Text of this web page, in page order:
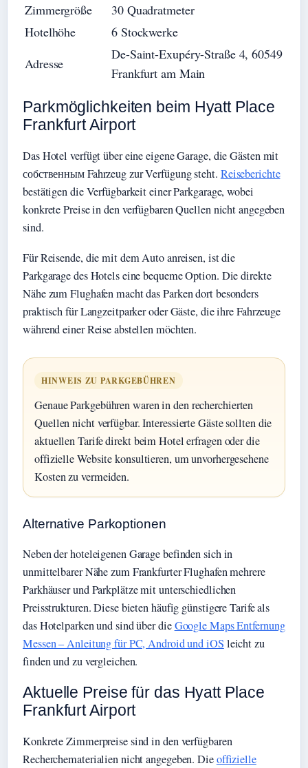
Zimmergröße
30 Quadratmeter
Hotelhöhe
6 Stockwerke
Adresse
De-Saint-Exupéry-Straße 4, 60549
Frankfurt am Main
Parkmöglichkeiten beim Hyatt Place
Frankfurt Airport
Das Hotel verfügt über eine eigene Garage, die Gästen mit
собственным Fahrzeug zur Verfügung steht. Reiseberichte
bestätigen die Verfügbarkeit einer Parkgarage, wobei
konkrete Preise in den verfügbaren Quellen nicht angegeben
sind.
Für Reisende, die mit dem Auto anreisen, ist die
Parkgarage des Hotels eine bequeme Option. Die direkte
Nähe zum Flughafen macht das Parken dort besonders
praktisch für Langzeitparker oder Gäste, die ihre Fahrzeuge
während einer Reise abstellen möchten.
HINWEIS ZU PARKGEBÜHREN
Genaue Parkgebühren waren in den recherchierten
Quellen nicht verfügbar. Interessierte Gäste sollten die
aktuellen Tarife direkt beim Hotel erfragen oder die
offizielle Website konsultieren, um unvorhergesehene
Kosten zu vermeiden.
Alternative Parkoptionen
Neben der hoteleigenen Garage befinden sich in
unmittelbarer Nähe zum Frankfurter Flughafen mehrere
Parkhäuser und Parkplätze mit unterschiedlichen
Preisstrukturen. Diese bieten häufig günstigere Tarife als
das Hotelparken und sind über dieGoogle Maps Entfernung
Messen – Anleitung für PC, Android und iOS leicht zu
finden und zu vergleichen.
Aktuelle Preise für das Hyatt Place
Frankfurt Airport
Konkrete Zimmerpreise sind in den verfügbaren
Recherchematerialien nicht angegeben. Dieoffizielle